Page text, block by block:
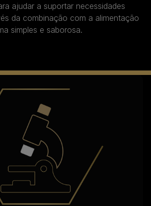
ajudar a suportar necessidades
da combinação com a alimentação
simples e saborosa.